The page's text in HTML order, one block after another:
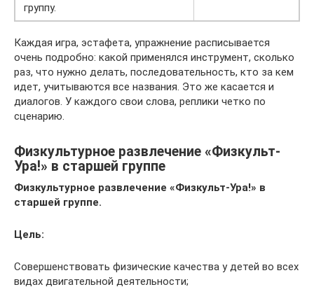
группу.
Каждая игра, эстафета, упражнение расписывается
очень подробно: какой применялся инструмент, сколько
раз, что нужно делать, последовательность, кто за кем
идет, учитываются все названия. Это же касается и
диалогов. У каждого свои слова, реплики четко по
сценарию.
Физкультурное развлечение «Физкульт-
Ура!» в старшей группе
Физкультурное развлечение «Физкульт-Ура!» в
старшей группе.
Цель:
Совершенствовать физические качества у детей во всех
видах двигательной деятельности;